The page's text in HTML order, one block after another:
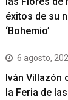
éxitos de su
‘Bohemio’
6 agosto,
Iván Villazón
la Feria de